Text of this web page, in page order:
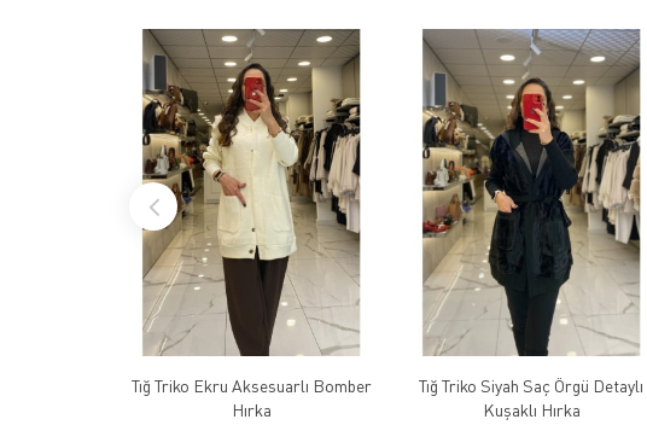
Tığ Triko Ekru Aksesuarlı Bomber
Hırka
Tığ Triko Siyah Saç Örgü Detaylı
Kuşaklı Hırka